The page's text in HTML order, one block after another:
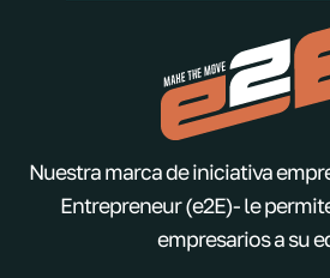
Nuestra marca de iniciativa
Entrepreneur (e2E)- le
empresarios a su